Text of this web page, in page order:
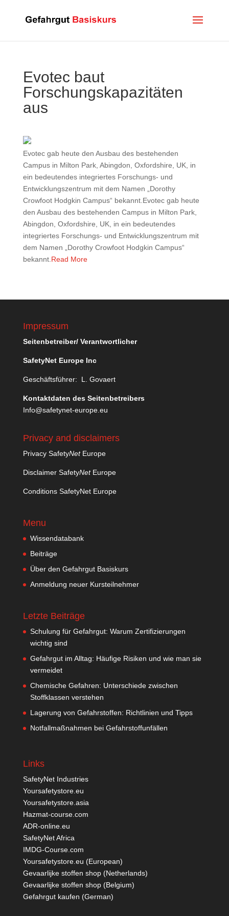
Evotec baut
Forschungskapazitäten
aus
Evotec gab heute den Ausbau des bestehenden
Campus in Milton Park, Abingdon, Oxfordshire, UK, in
ein bedeutendes integriertes Forschungs- und
Entwicklungszentrum mit dem Namen „Dorothy
Crowfoot Hodgkin Campus“ bekannt.Evotec gab heute
den Ausbau des bestehenden Campus in Milton Park,
Abingdon, Oxfordshire, UK, in ein bedeutendes
integriertes Forschungs- und Entwicklungszentrum mit
dem Namen „Dorothy Crowfoot Hodgkin Campus“
bekannt. Read More
Impressum
Seitenbetreiber/ Verantwortlicher
SafetyNet Europe Inc
Geschäftsführer: L. Govaert
Kontaktdaten des Seitenbetreibers
Info@safetynet-europe.eu
Privacy and disclaimers
Privacy SafetyNetEurope
Disclaimer SafetyNetEurope
Conditions SafetyNet Europe
Menu
Wissendatabank
Beiträge
Über den Gefahrgut Basiskurs
Anmeldung neuer Kursteilnehmer
Letzte Beiträge
Schulung für Gefahrgut: Warum Zertifizierungen
wichtig sind
Gefahrgut im Alltag: Häufige Risiken und wie man sie
vermeidet
Chemische Gefahren: Unterschiede zwischen
Stoffklassen verstehen
Lagerung von Gefahrstoffen: Richtlinien und Tipps
Notfallmaßnahmen bei Gefahrstoffunfällen
Links
SafetyNet Industries
Yoursafetystore.eu
Yoursafetystore.asia
Hazmat-course.com
ADR-online.eu
SafetyNet Africa
IMDG-Course.com
Yoursafetystore.eu (European)
Gevaarlijke stoffen shop (Netherlands)
Gevaarlijke stoffen shop (Belgium)
Gefahrgut kaufen (German)